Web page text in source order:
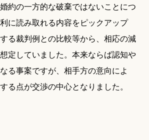
約の一方的な破棄ではないことにつ
に読み取れる内容をピックアップ
る裁判例との比較等から、相応の減
定していました。本来ならば認知や
る事案ですが、相手方の意向によ
る点が交渉の中心となりました。